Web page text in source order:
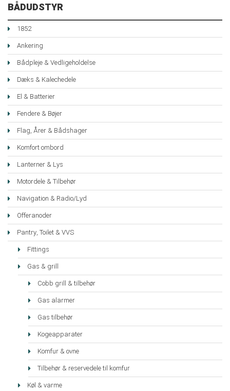
BÅDUDSTYR
1852
Ankering
Bådpleje & Vedligeholdelse
Dæks & Kalechedele
El & Batterier
Fendere & Bøjer
Flag, Årer & Bådshager
Komfort ombord
Lanterner & Lys
Motordele & Tilbehør
Navigation & Radio/Lyd
Offeranoder
Pantry, Toilet & VVS
Fittings
Gas & grill
Cobb grill & tilbehør
Gas alarmer
Gas tilbehør
Kogeapparater
Komfur & ovne
Tilbehør & reservedele til komfur
Køl & varme